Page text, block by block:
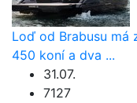
Loď od Brabusu má
450 koní a dva ...
31.07.
7127